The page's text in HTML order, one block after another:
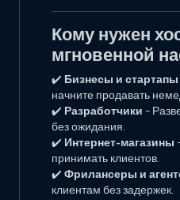
Кому нужен
мгновенной
✔️ Бизнесы и стартапы
начните продавать
✔️ Разработчики–
без ожидания.
✔️ Интернет-магазины
принимать клиентов.
✔️Фрилансеры и
клиентам без задержек.